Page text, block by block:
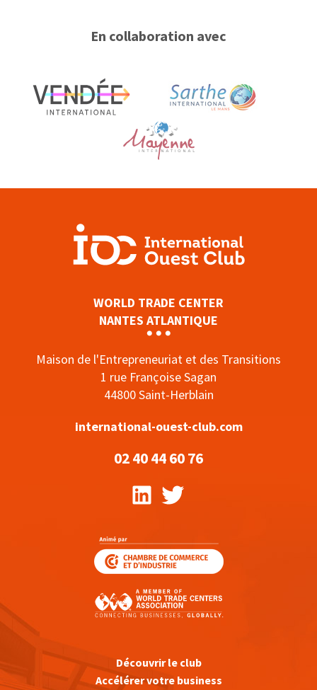
En collaboration avec
WORLD TRADE CENTER
NANTES ATLANTIQUE
Maison de l'Entrepreneuriat et des Transitions
1 rue Françoise Sagan
44800 Saint-Herblain
international-ouest-club.com
02 40 44 60 76
Découvrir le club
Accélérer votre business